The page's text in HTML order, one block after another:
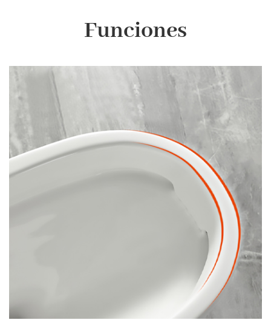
Funciones